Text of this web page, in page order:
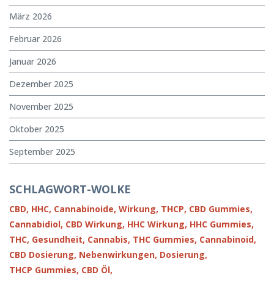
März 2026
Februar 2026
Januar 2026
Dezember 2025
November 2025
Oktober 2025
September 2025
SCHLAGWORT-WOLKE
CBD, HHC, Cannabinoide, Wirkung, THCP, CBD Gummies,
Cannabidiol, CBD Wirkung, HHC Wirkung, HHC Gummies,
THC, Gesundheit, Cannabis, THC Gummies, Cannabinoid,
CBD Dosierung, Nebenwirkungen, Dosierung,
THCP Gummies, CBD Öl,